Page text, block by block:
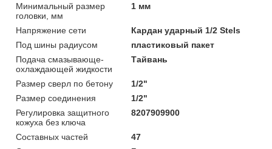
Минимальный размер
головки, мм
1 мм
Напряжение сети
Кардан ударный 1/2 Stels
Под шины радиусом
пластиковый пакет
Подача смазывающе-
охлаждающей жидкости
Тайвань
Размер сверл по бетону
1/2"
Размер соединения
1/2"
Регулировка защитного
кожуха без ключа
8207909900
Составных частей
47